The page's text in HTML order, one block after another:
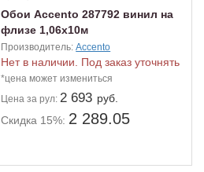
Обои Accento 287792 винил на
флизе 1,06х10м
Производитель:Accento
Нет в наличии. Под заказ уточнять
*цена может измениться
Цена за рул:2 693 руб.
Скидка 15%: 2 289.05